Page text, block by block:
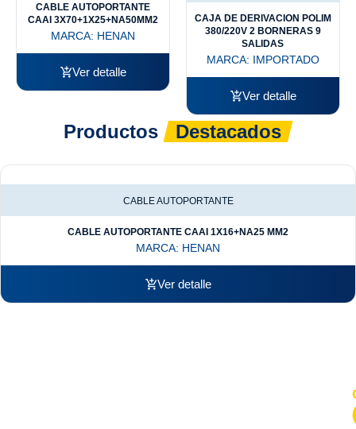
CABLE AUTOPORTANTE
CAAI 3X70+1X25+NA50MM2
MARCA: HENAN
Ver detalle
CAJA DE DERIVACION POLIM
380/220V 2 BORNERAS 9
SALIDAS
MARCA: IMPORTADO
Ver detalle
Productos Destacados
CABLE AUTOPORTANTE
CABLE AUTOPORTANTE CAAI 1X16+NA25 MM2
MARCA: HENAN
Ver detalle